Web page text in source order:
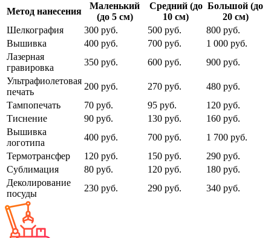
Метод нанесения
Маленький
(до 5 см)
Средний (до
10 см)
Большой (до
20 см)
Шелкография
300 руб. 500 руб.
800 руб.
Вышивка
400 руб. 700 руб.
1 000 руб.
Лазерная
гравировка
350 руб. 600 руб.
900 руб.
Ультрафиолетовая
печать
200 руб. 270 руб.
480 руб.
Тампопечать
70 руб. 95 руб.
120 руб.
Тиснение
90 руб. 130 руб.
160 руб.
Вышивка
логотипа
400 руб. 700 руб.
1 700 руб.
Термотрансфер
120 руб. 150 руб.
290 руб.
Сублимация
80 руб. 120 руб.
180 руб.
Деколирование
посуды
230 руб. 290 руб. 340 руб.